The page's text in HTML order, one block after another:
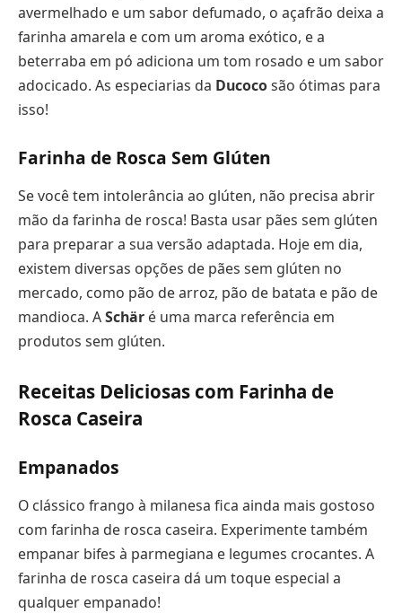
avermelhado e um sabor defumado, o açafrão deixa a
farinha amarela e com um aroma exótico, e a
beterraba em pó adiciona um tom rosado e um sabor
adocicado. As especiarias da Ducocosão ótimas para
isso!
Farinha de Rosca Sem Glúten
Se você tem intolerância ao glúten, não precisa abrir
mão da farinha de rosca! Basta usar pães sem glúten
para preparar a sua versão adaptada. Hoje em dia,
existem diversas opções de pães sem glúten no
mercado, como pão de arroz, pão de batata e pão de
mandioca. ASchär é uma marca referência em
produtos sem glúten.
Receitas Deliciosas com Farinha de
Rosca Caseira
Empanados
O clássico frango à milanesa fica ainda mais gostoso
com farinha de rosca caseira. Experimente também
empanar bifes à parmegiana e legumes crocantes. A
farinha de rosca caseira dá um toque especial a
qualquer empanado!